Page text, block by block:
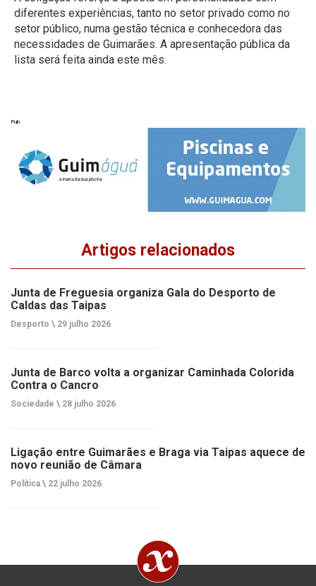
diferentes experiências, tanto no setor privado como no
setor público, numa gestão técnica e conhecedora das
necessidades de Guimarães. A apresentação pública da
lista será feita ainda este mês.
Pub
Artigos relacionados
Junta de Freguesia organiza Gala do Desporto de
Caldas das Taipas
Desporto \ 29 julho 2026
Junta de Barco volta a organizar Caminhada Colorida
Contra o Cancro
Sociedade \ 28 julho 2026
Ligação entre Guimarães e Braga via Taipas aquece de
novo reunião de Câmara
Política \ 22 julho 2026